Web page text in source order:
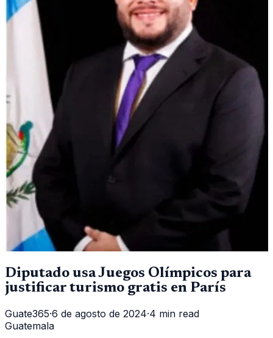
Diputado usa Juegos Olímpicos para
justificar turismo gratis en París
Guate365·6 de agosto de 2024·4 min read
Guatemala